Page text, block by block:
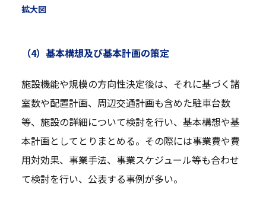
拡大図
（4）基本構想及び基本計画の策定
施設機能や規模の方向性決定後は、それに基づく諸
室数や配置計画、周辺交通計画も含めた駐車台数
等、施設の詳細について検討を行い、基本構想や基
本計画としてとりまとめる。その際には事業費や費
用対効果、事業手法、事業スケジュール等も合わせ
て検討を行い、公表する事例が多い。